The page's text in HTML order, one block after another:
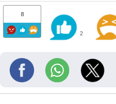
8
2